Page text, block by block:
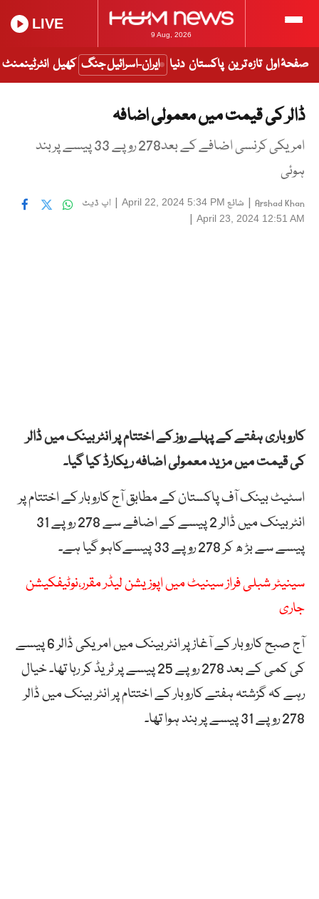
9 Aug, 2026
LIVE
صفحۂ اول تازہ ترین پاکستان دنیا ایران-اسرائیل جنگ کھیل انٹرٹینمنٹ
ڈالر کی قیمت میں معمولی اضافہ
امریکی کرنسی اضافے کے بعد278 روپے 33 پیسے پربند
ہوئی
Arshad Khan
| شائع April 22, 2024 5:34 PM
| اپ ڈیٹ
April 23, 2024 12:51 AM
|
کاروباری ہفتے کے پہلے روز کے اختتام پر انٹربینک میں ڈالر
کی قیمت میں مزید معمولی اضافہ ریکارڈ کیا گیا۔
اسٹیٹ بینک آف پاکستان کے مطابق آج کاروبار کے اختتام پر
انٹربینک میں ڈالر 2 پیسے کے اضافے سے 278 روپے 31
پیسے سے بڑ ھ کر 278 روپے 33 پیسےکاہو گیا ہے۔
سینیٹر شبلی فراز سینیٹ میں اپوزیشن لیڈر مقرر،نوٹیفکیشن
جاری
آج صبح کاروبار کے آغاز پر انٹربینک میں امریکی ڈالر 6 پیسے
کی کمی کے بعد 278 روپے 25 پیسے پر ٹریڈ کر رہا تھا۔ خیال
رہے کہ گزشتہ ہفتے کاروبار کے اختتام پر انٹر بینک میں ڈالر
278 روپے 31 پیسے پر بند ہوا تھا۔